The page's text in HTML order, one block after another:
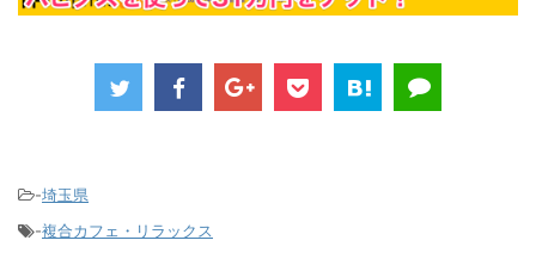
-埼玉県
-複合カフェ・リラックス